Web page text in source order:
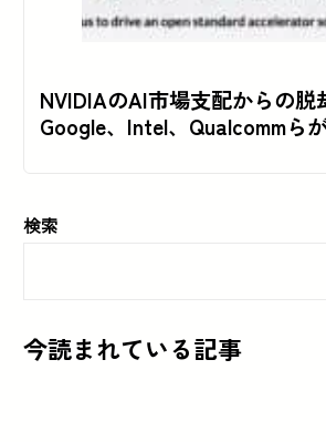
NVIDIAのAI市場支配からの脱
Google、Intel、Qualcommら
検索
今読まれている記事